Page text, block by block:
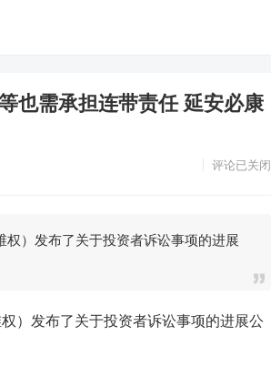
也需承担连带责任 延安必康
评论已关闭
）发布了关于投资者诉讼事项的进展
权）发布了关于投资者诉讼事项的进展公